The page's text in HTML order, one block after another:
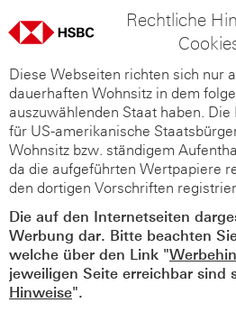
Rechtliche
Diese Webseiten richten sich nur
dauerhaften Wohnsitz in dem
auszuwählenden Staat haben.
für US-amerikanische
Wohnsitz bzw. ständigem
da die aufgeführten Wertpapiere
den dortigen Vorschriften
Die auf den Internetseiten
Werbung dar. Bitte beachten
welche über den Link "
jeweiligen Seite erreichbar sind
Hinweise".